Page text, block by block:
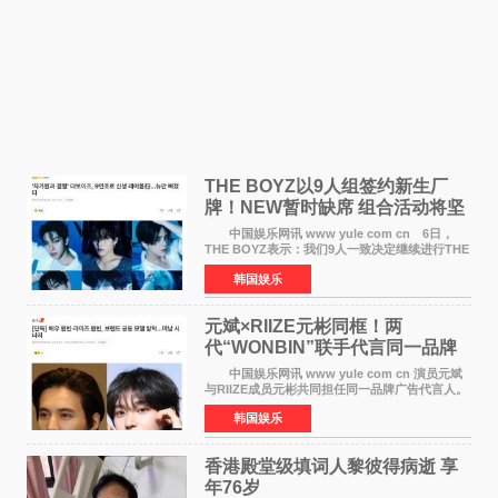
THE BOYZ以9人组签约新生厂
牌！NEW暂时缺席 组合活动将坚
定不移继续
中国娱乐网讯 www yule com cn 6日，
THE BOYZ表示：我们9人一致决定继续进行THE
BOYZ组合活动，并且已经完成了组合团体活动
签约。目前正在新生厂牌下进行活动准备。尚未
离开THE BOYZ原所
韩国娱乐
元斌×RIIZE元彬同框！两
代“WONBIN”联手代言同一品牌
颜值天花板合体
中国娱乐网讯 www yule com cn 演员元斌
与RIIZE成员元彬共同担任同一品牌广告代言人。
6日据独家报道，继演员元斌之后，RIIZE元彬最
近也被选为某在线中介平台A公司的共同广告代言
人，两人将作
韩国娱乐
香港殿堂级填词人黎彼得病逝 享
年76岁​